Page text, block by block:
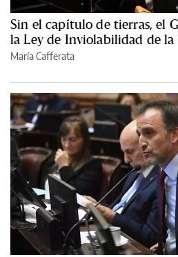
Sin el capítulo de tierras, el
la Ley de Inviolabilidad de la
María Cafferata